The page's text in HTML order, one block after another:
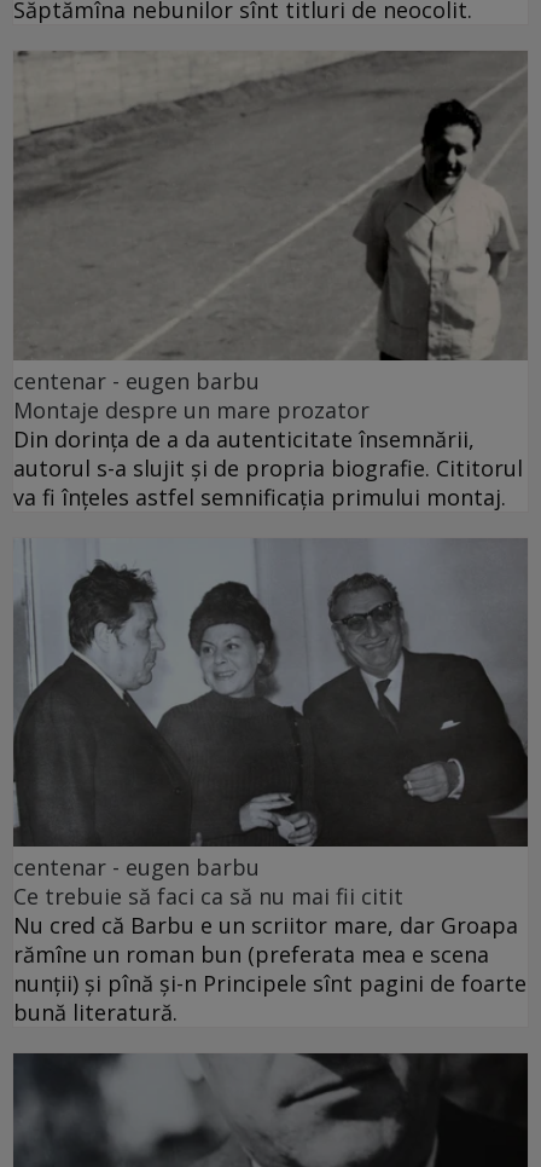
Săptămîna nebunilor sînt titluri de neocolit.
centenar - eugen barbu
Montaje despre un mare prozator
Din dorința de a da autenticitate însemnării,
autorul s-a slujit și de propria biografie. Cititorul
va fi înțeles astfel semnificația primului montaj.
centenar - eugen barbu
Ce trebuie să faci ca să nu mai fii citit
Nu cred că Barbu e un scriitor mare, dar Groapa
rămîne un roman bun (preferata mea e scena
nunții) și pînă și-n Principele sînt pagini de foarte
bună literatură.